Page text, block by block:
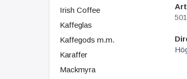
Irish Coffee
Kaffeglas
Kaffegods m.m.
Karaffer
Mackmyra